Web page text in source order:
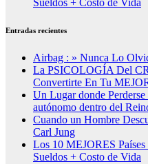
Sueldos + Costo de Vida
Entradas recientes
Airbag : » Nunca Lo
La PSICOLOGÍA Del
Convertirte En Tu
Un Lugar donde
autónomo dentro del
Cuando un Hombre
Carl Jung
Los 10 MEJORES
Sueldos + Costo de Vida